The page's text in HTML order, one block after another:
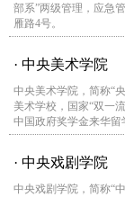
部系”两级管理，应急
雁路4号。
· 中央美术学院
中央美术学院，简称“
美术学校，国家“双一
中国政府奖学金来华留
· 中央戏剧学院
中央戏剧学院，简称“